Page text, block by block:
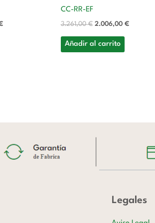
CC-RR-EF
3.261,00€ 2.006,00 €
Añadir al carrito
Legales